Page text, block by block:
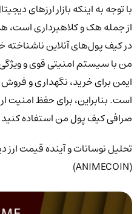
با توجه به اینکه بازار ارزهای
از جمله هک و کلاهبرداری است،
در کیف پول‌های آنلاین
من با سیستم امنیتی قوی و
ایمن برای خرید، نگهداری و فروش
است. بنابراین، برای حفظ امنیت
صرافی کیف پول من استفاده کنید.
تحلیل نوسانات و آینده قیمت ارز